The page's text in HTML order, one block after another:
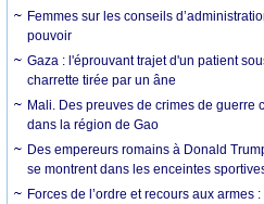
Femmes sur les conseils
pouvoir
Gaza : l'éprouvant trajet d'un patient
charrette tirée par un âne
Mali. Des preuves de crimes de guerre
dans la région de Gao
Des empereurs romains à Donald
se montrent dans les enceintes
Forces de l’ordre et recours aux armes